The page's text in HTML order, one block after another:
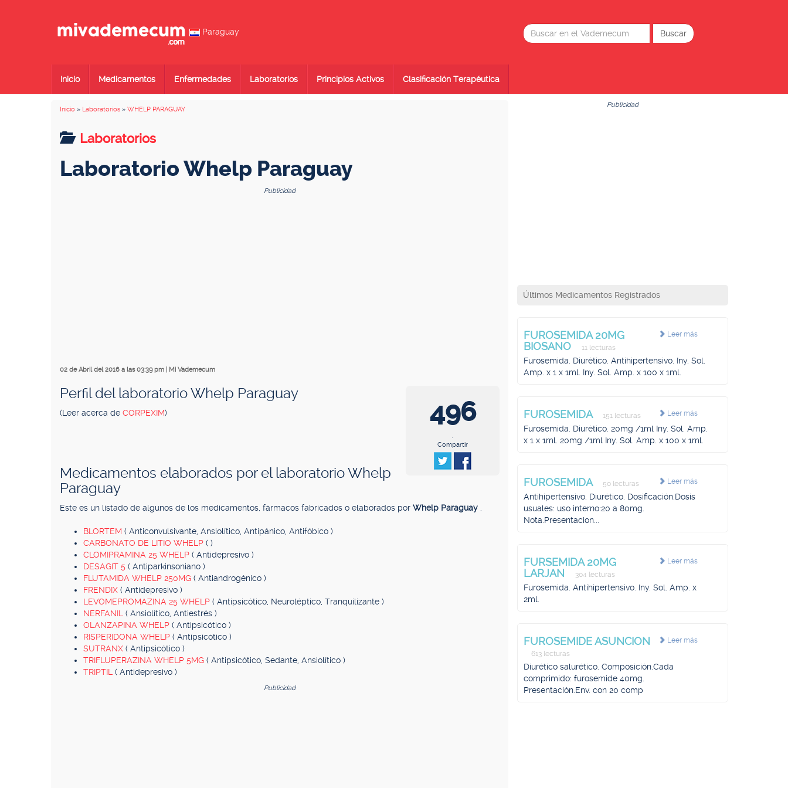
Paraguay
Inicio Medicamentos Enfermedades Laboratorios Principios Activos Clasificación Terapéutica
Inicio » Laboratorios » WHELP PARAGUAY
Laboratorios
Laboratorio Whelp Paraguay
Publicidad
02 de Abril del 2016 a las 03:39 pm Mi Vademecum
496
.
Compartir
Perfil del laboratorio Whelp Paraguay
(Leer acerca de CORPEXIM)
Medicamentos elaborados por el laboratorio Whelp
Paraguay
Este es un listado de algunos de los medicamentos, fármacos fabricados o elaborados por Whelp Paraguay
BLORTEM ( Anticonvulsivante, Ansiolítico, Antipánico, Antifóbico )
CARBONATO DE LITIO WHELP ( )
CLOMIPRAMINA 25 WHELP ( Antidepresivo )
DESAGIT 5 ( Antiparkinsoniano )
FLUTAMIDA WHELP 250MG ( Antiandrogénico )
FRENDIX ( Antidepresivo )
LEVOMEPROMAZINA 25 WHELP ( Antipsicótico, Neuroléptico, Tranquilizante )
NERFANIL ( Ansiolítico, Antiestrés )
OLANZAPINA WHELP ( Antipsicótico )
RISPERIDONA WHELP ( Antipsicótico )
SUTRANX ( Antipsicótico )
TRIFLUPERAZINA WHELP 5MG ( Antipsicótico, Sedante, Ansiolítico )
TRIPTIL ( Antidepresivo )
Publicidad
Publicidad
Últimos Medicamentos Registrados
Leer más
FUROSEMIDA 20MG
BIOSANO
11 lecturas
Furosemida. Diurético. Antihipertensivo. Iny. Sol.
Amp. x 1 x 1ml. Iny. Sol. Amp. x 100 x 1ml.
Leer más
FUROSEMIDA 151 lecturas
Furosemida. Diurético. 20mg /1ml Iny. Sol. Amp.
x 1 x 1ml. 20mg /1ml Iny. Sol. Amp. x 100 x 1ml.
Leer más
FUROSEMIDA 50 lecturas
Antihipertensivo. Diurético. Dosificación.Dosis
usuales: uso interno:20 a 80mg.
Nota.Presentacion...
Leer más
FURSEMIDA 20MG
LARJAN
304 lecturas
Furosemida. Antihipertensivo. Iny. Sol. Amp. x
2ml.
Leer más
FUROSEMIDE ASUNCION
613 lecturas
Diurético salurético. Composición.Cada
comprimido: furosemide 40mg.
Presentación.Env. con 20 comp